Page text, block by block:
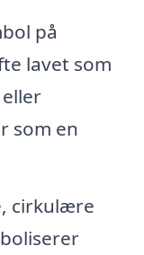
på
lavet som
som en
cirkulære